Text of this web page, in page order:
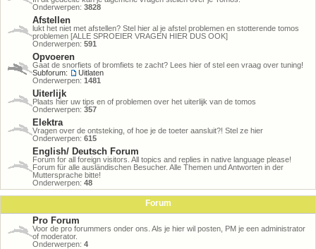
Onderwerpen: 3828
Afstellen
lukt het niet met afstellen? Stel hier al je afstel problemen en stotterende tomos
problemen [ALLE SPROEIER VRAGEN HIER DUS OOK]
Onderwerpen: 591
Opvoeren
Gaat de snorfiets of bromfiets te zacht? Lees hier of stel een vraag over tuning!
Subforum:
Uitlaten
Onderwerpen: 1481
Uiterlijk
Plaats hier uw tips en of problemen over het uiterlijk van de tomos
Onderwerpen: 357
Elektra
Vragen over de ontsteking, of hoe je de toeter aansluit?! Stel ze hier
Onderwerpen: 615
English/ Deutsch Forum
Forum for all foreign visitors. All topics and replies in native language please!
Forum für alle ausländischen Besucher. Alle Themen und Antworten in der
Muttersprache bitte!
Onderwerpen: 48
Forum
Pro Forum
Voor de pro forummers onder ons. Als je hier wil posten, PM je een administrator
of moderator.
Onderwerpen: 4